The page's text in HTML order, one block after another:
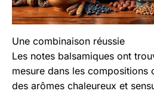
Une combinaison réussie
Les notes balsamiques ont
mesure dans les compositions
des arômes chaleureux et